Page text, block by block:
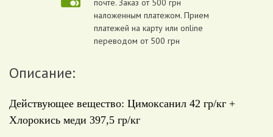
почте. Заказ от 500 грн
наложенным платежом. Прием
платежей на карту или online
переводом от 500 грн
Описание:
Действующее вещество: Цимоксанил 42 гр/кг +
Хлорокись меди 397,5 гр/кг